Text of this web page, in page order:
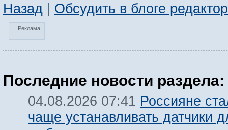
Назад | Обсудить в блоге
Реклама:
Последние новости раздела:
04.08.2026 07:41 Россияне
чаще устанавливать датчики